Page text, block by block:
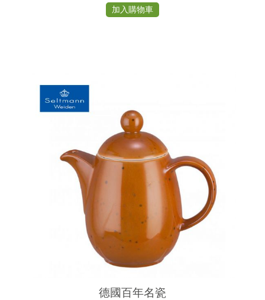
加入購物車
德國百年名瓷